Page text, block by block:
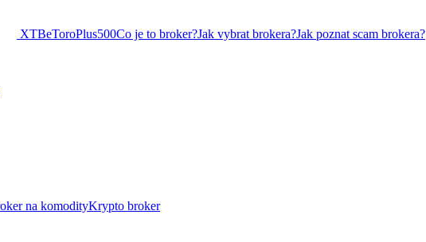
XTBeToroPlus500Co je to broker?Jak vybrat brokera?Jak poznat scam brokera?
na komodityKrypto broker